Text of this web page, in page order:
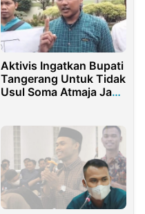
Aktivis Ingatkan Bupati
Tangerang Untuk Tidak
Usul Soma Atmaja Jadi